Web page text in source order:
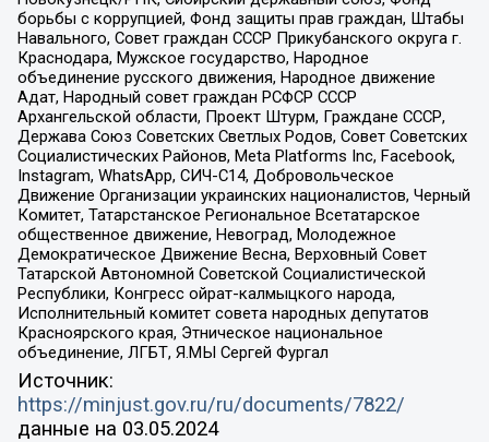
борьбы с коррупцией, Фонд защиты прав граждан, Штабы
Навального, Совет граждан СССР Прикубанского округа г.
Краснодара, Мужское государство, Народное
объединение русского движения, Народное движение
Адат, Народный совет граждан РСФСР СССР
Архангельской области, Проект Штурм, Граждане СССР,
Держава Союз Советских Светлых Родов, Совет Советских
Социалистических Районов, Meta Platforms Inc, Facebook,
Instagram, WhatsApp, СИЧ-С14, Добровольческое
Движение Организации украинских националистов, Черный
Комитет, Татарстанское Региональное Всетатарское
общественное движение, Невоград, Молодежное
Демократическое Движение Весна, Верховный Совет
Татарской Автономной Советской Социалистической
Республики, Конгресс ойрат-калмыцкого народа,
Исполнительный комитет совета народных депутатов
Красноярского края, Этническое национальное
объединение, ЛГБТ, Я.МЫ Сергей Фургал
Источник:
https://minjust.gov.ru/ru/documents/7822/
данные на 03.05.2024